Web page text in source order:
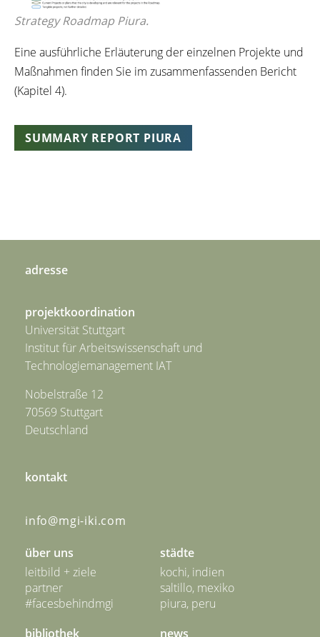
Strategy Roadmap Piura.
Eine ausführliche Erläuterung der einzelnen Projekte und
Maßnahmenfinden Sie im zusammenfassenden Bericht
(Kapitel 4).
SUMMARY REPORT PIURA
adresse
projektkoordination
Universität Stuttgart
Institut für Arbeitswissenschaft und
Technologiemanagement IAT
Nobelstraße 12
70569 Stuttgart
Deutschland
kontakt
info@mgi-iki.com
über uns
leitbild + ziele
partner
#facesbehindmgi
städte
kochi, indien
saltillo, mexiko
piura, peru
bibliothek
news